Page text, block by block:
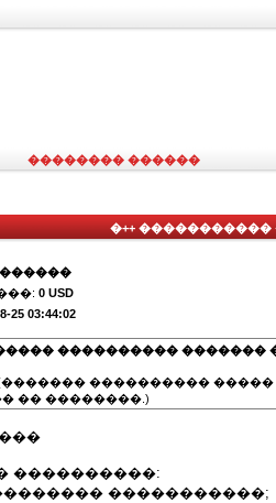
�������� ������
�++ �����������
0 USD
25 03:44:02
���������� �������
����������
�� ��������.)
����������:
�����������;